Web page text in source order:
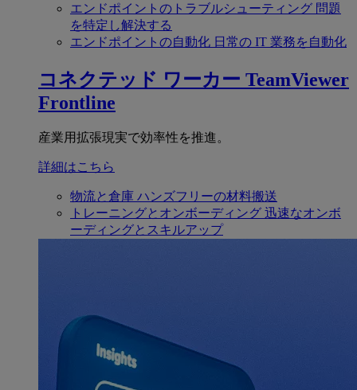
エンドポイントのトラブルシューティング 問題
を特定し解決する
エンドポイントの自動化 日常の IT 業務を自動化
コネクテッド ワーカー TeamViewer
Frontline
産業用拡張現実で効率性を推進。
詳細はこちら
物流と倉庫 ハンズフリーの材料搬送
トレーニングとオンボーディング 迅速なオンボ
ーディングとスキルアップ